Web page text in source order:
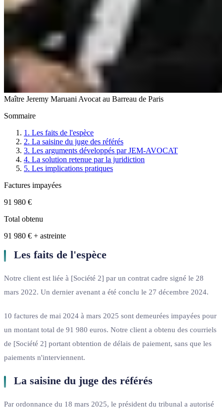
Maître Jeremy Maruani Avocat au Barreau de Paris
Sommaire
1. Les faits de l'espèce
2. La saisine du juge des référés
3. Les arguments développés par JEM-AVOCAT
4. La solution retenue par la juridiction
5. Les implications pratiques
Factures impayées
91 980 €
Total obtenu
91 980 € + astreinte
Les faits de l'espèce
Notre client est liée à [Société 2] par un contrat cadre signé le 28
mars 2022. Un dernier avenant a été conclu le 27 décembre 2024.
10 factures de mai 2024 à mars 2025 sont demeurées impayées pour
un montant total de 91 980 euros. Notre client a obtenu des courriels
de [Société 2] portant obtention de délais de paiement, sans que les
paiements n'interviennent.
La saisine du juge des référés
Par ordonnance du 18 mars 2025, le président du tribunal a autorisé